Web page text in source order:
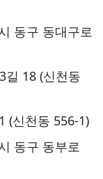
동구 동대구로
길 18 (신천동
(신천동 556-1)
동구 동부로